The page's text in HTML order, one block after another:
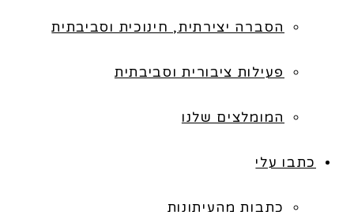
הסברה יצירתית, חינוכית וסביבתית
פעילות ציבורית וסביבתית
המומלצים שלנו
כתבו עלי
כתבות מהעיתונות